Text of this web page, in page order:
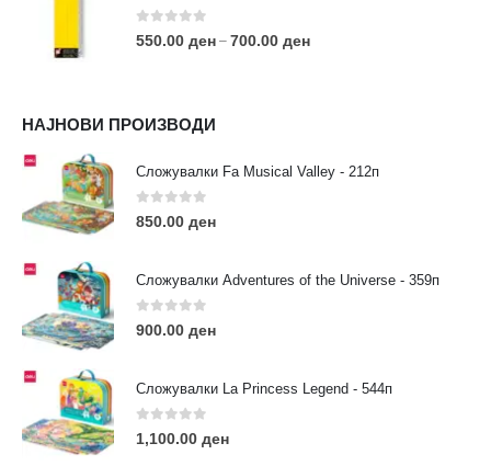
0out of 5
550.00 ден – 700.00 ден
НАЈНОВИ ПРОИЗВОДИ
Сложувалки Fa Musical Valley - 212п
0out of 5
850.00 ден
Сложувалки Adventures of the Universe - 359п
0out of 5
900.00 ден
Сложувалки La Princess Legend - 544п
0 out of 5
1,100.00 ден
ул. 3та Македонска Бригада бр.46
ТЕЛЕФОН:
0038977640534
contact@moehobi.mk
РАБОТНО ВРЕМЕ:
Пон - Саб / 09:00 - 21:00
ЛИНКОВИ